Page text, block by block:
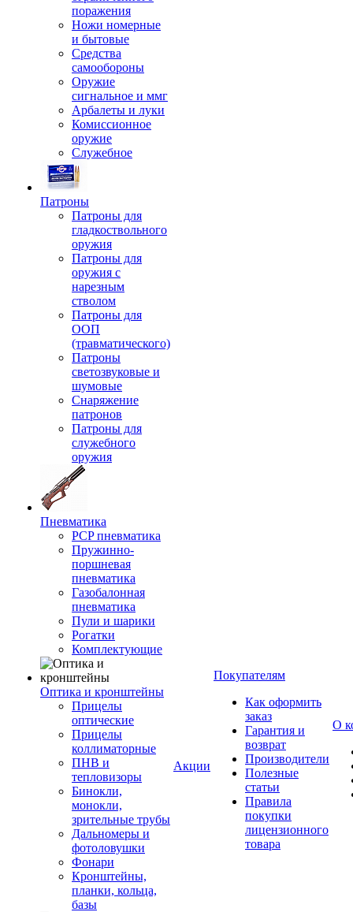
поражения
Ножи номерные
и бытовые
Средства
самообороны
Оружие
сигнальное и ммг
Арбалеты и луки
Комиссионное
оружие
Служебное
Патроны
Патроны для
гладкоствольного
оружия
Патроны для
оружия с
нарезным
стволом
Патроны для
ООП
(травматического)
Патроны
светозвуковые и
шумовые
Снаряжение
патронов
Патроны для
служебного
оружия
Пневматика
PCP пневматика
Пружинно-
поршневая
пневматика
Газобалонная
пневматика
Пули и шарики
Рогатки
Комплектующие
Оптика и кронштейны
Прицелы
оптические
Прицелы
коллиматорные
ПНВ и
тепловизоры
Бинокли,
монокли,
зрительные трубы
Дальномеры и
фотоловушки
Фонари
Кронштейны,
планки, кольца,
базы
Акции
Покупателям
Как оформить
заказ
Гарантия и
возврат
Производители
Полезные
статьи
Правила
покупки
лицензионного
товара
О